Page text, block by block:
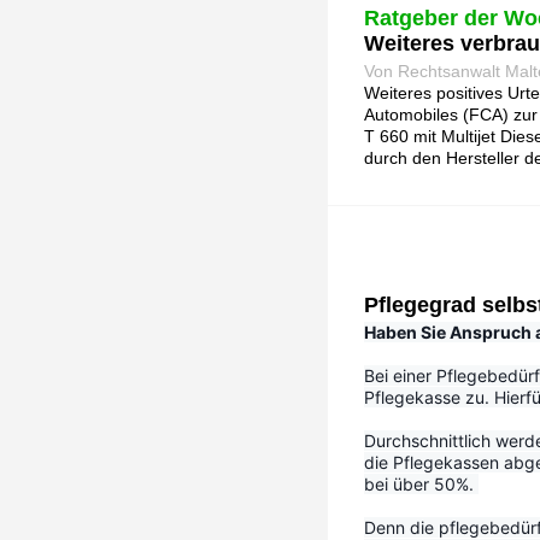
Ratgeber der
Weiteres
Von Rechtsanwalt
Weiteres positives
Automobiles (FCA)
T 660 mit Multijet
durch den Hersteller
Pflegegrad
Haben Sie
Bei einer
Pflegekasse zu.
Durchschnittlich
die Pflegekassen
bei über 50%.
Denn die